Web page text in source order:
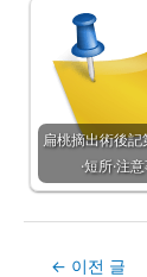
扁桃摘出術後
·短所·注
Post← 이전 글